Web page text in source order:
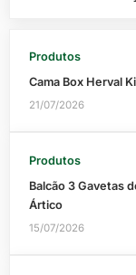
Produtos
Cama Box Herval
21/07/2026
Produtos
Balcão 3 Gavetas
Ártico
15/07/2026